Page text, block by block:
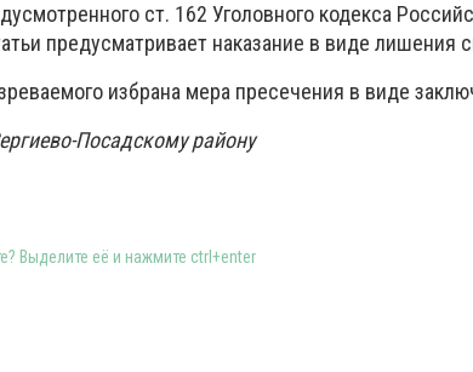
ст. 162 Уголовного кодекса
предусматривает наказание в виде лишения
избрана мера пресечения в виде
Посадскому району
Выделите её и нажмите ctrl+enter